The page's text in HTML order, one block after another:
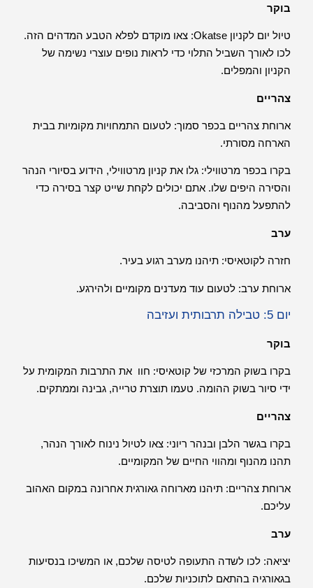
בוקר
טיול יום לקניון Okatse: צאו מוקדם לפלא הטבע המדהים הזה.
לכו לאורך השביל התלוי כדי לראות נופים עוצרי נשימה של
הקניון והמפלים.
צהריים
ארוחת צהריים בכפר סמוך: לטעום התמחויות מקומיות בבית
הארחה מסורתי.
בקרו בכפר מרטווילי: גלו את קניון מרטווילי, הידוע בסיורי הנהר
והסירה היפים שלו. אתם יכולים לקחת שייט קצר בסירה כדי
להתפעל מהנוף והסביבה.
ערב
חזרה לקוטאיסי: תיהנו מערב רגוע בעיר.
ארוחת ערב: לטעום עוד מעדנים מקומיים ולהירגע.
יום 5: טבילה תרבותית ועזיבה
בוקר
בקרו בשוק המרכזי של קוטאיסי: חוו את התרבות המקומית על
ידי סיור בשוק ההומה. טעמו תוצרת טרייה, גבינה וממתקים.
צהריים
בקרו בגשר הלבן ובנהר ריוני: צאו לטיול נינוח לאורך הנהר,
תהנו מהנוף ומהווי החיים של המקומיים.
ארוחת צהריים: תיהנו מארוחה גאורגית אחרונה במקום האהוב
עליכם.
ערב
יציאה: לכו לשדה התעופה לטיסה שלכם, או המשיכו בנסיעות
בגאורגיה בהתאם לתוכניות שלכם.